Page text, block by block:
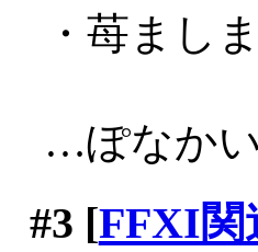
・苺まし
…ぽなか
#3 [FFXI関